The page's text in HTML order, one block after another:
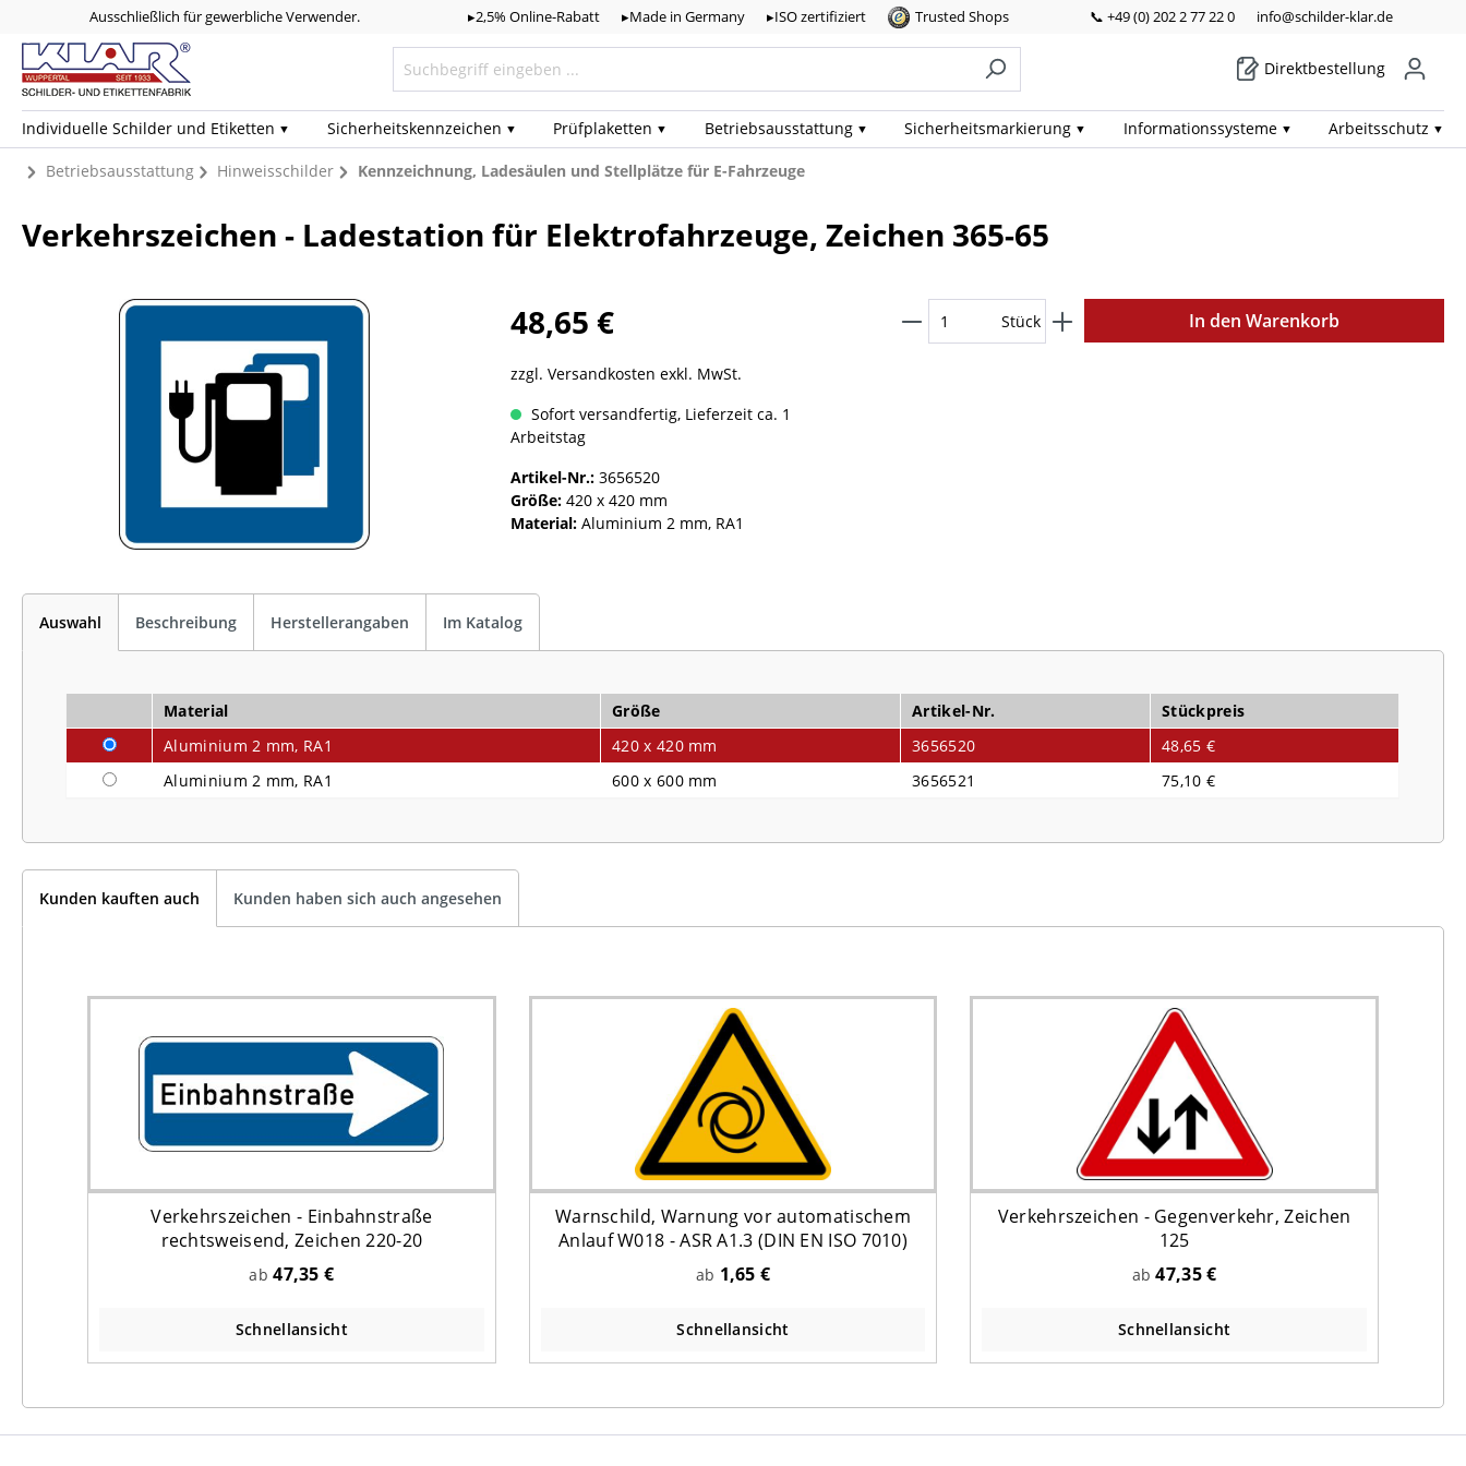
Ausschließlich für gewerbliche Verwender. ▸2,5% Online-Rabatt ▸Made in Germany ▸ISO zertifiziert Trusted Shops 📞 +49 (0) 202 2 77 22 0 info@schilder-klar.de
Direktbestellung
Individuelle Schilder und Etiketten Sicherheits­kennzeichen Prüf­plaketten Betriebs­ausstattung Sicherheits­markierung Informations­systeme Arbeits­schutz
Betriebsausstattung Hinweisschilder Kennzeichnung, Ladesäulen und Stellplätze für E-Fahrzeuge
Verkehrszeichen - Ladestation für Elektrofahrzeuge, Zeichen 365-65
48,65 €
zzgl. Versandkosten exkl. MwSt.
Stück In den Warenkorb
Sofort versandfertig, Lieferzeit ca. 1
Arbeitstag
Artikel-Nr.: 3656520
Größe: 420 x 420 mm
Material: Aluminium 2 mm, RA1
Auswahl Beschreibung Herstellerangaben Im Katalog
Material Größe Artikel-Nr.
Stückpreis
Aluminium 2 mm, RA1
420 x 420 mm 3656520
48,65 €
Aluminium 2 mm, RA1
600 x 600 mm 3656521 75,10 €
Kunden kauften auch Kunden haben sich auch angesehen
Verkehrszeichen - Einbahnstraße
rechtsweisend, Zeichen 220-20
ab47,35 €
Schnellansicht
Warnschild, Warnung vor automatischem
Anlauf W018 - ASR A1.3 (DIN EN ISO 7010)
ab 1,65 €
Schnellansicht
Verkehrszeichen - Gegenverkehr, Zeichen
125
ab47,35 €
Schnellansicht